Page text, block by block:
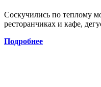
Соскучились по теплому
ресторанчиках и кафе,
Подробнее